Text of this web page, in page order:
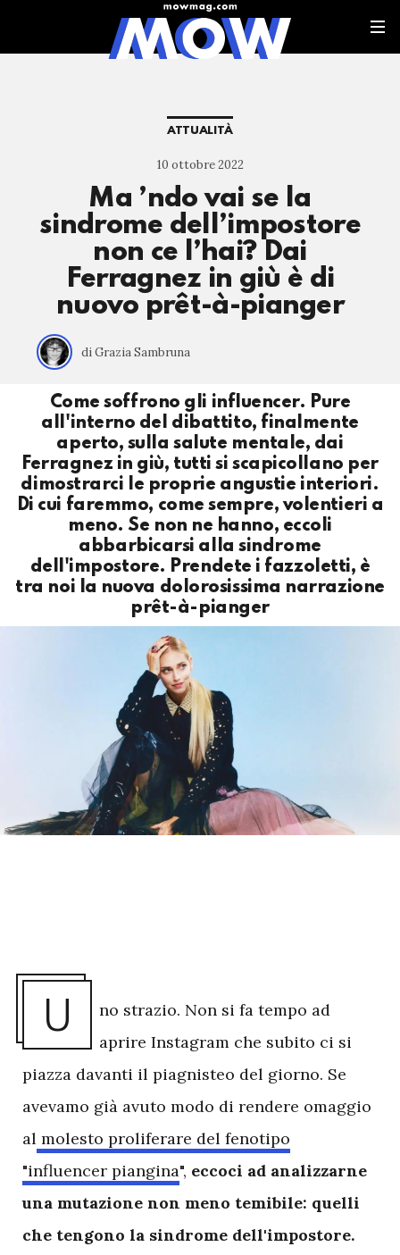
ATTUALITÀ
10 ottobre 2022
Ma ’ndo vai se la
sindrome dell’impostore
non ce l’hai? Dai
Ferragnez in giù è di
nuovo prêt-à-pianger
di Grazia Sambruna
Come soffrono gli influencer. Pure
all'interno del dibattito, finalmente
aperto, sulla salute mentale, dai
Ferragnez in giù, tutti si scapicollano per
dimostrarci le proprie angustie interiori.
Di cui faremmo, come sempre, volentieri a
meno. Se non ne hanno, eccoli
abbarbicarsi alla sindrome
dell'impostore. Prendete i fazzoletti, è
tra noi la nuova dolorosissima narrazione
prêt-à-pianger
U
no strazio. Non si fa tempo ad
aprire Instagram che subito ci si
piazza davanti il piagnisteo del giorno. Se
avevamo già avuto modo di rendere omaggio
al molesto proliferare del fenotipo
"influencer piangina", eccoci ad analizzarne
una mutazione non meno temibile: quelli
che tengono la sindrome dell'impostore.